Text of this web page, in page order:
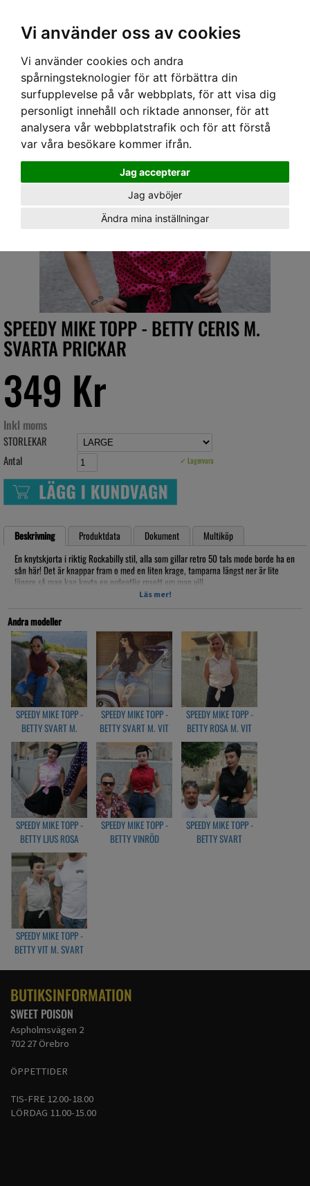
Vi använder oss av cookies
Vi använder cookies och andra
spårningsteknologier för att förbättra din
surfupplevelse på vår webbplats, för att visa dig
personligt innehåll och riktade annonser, för att
analysera vår webbplatstrafik och för att förstå
var våra besökare kommer ifrån.
Jag accepterar
Jag avböjer
Ändra mina inställningar
Hem› DAM›PLUS-STORLEKAR› SPEEDY MIKE TOPP - BETTY CERIS M. SVARTA PRICKAR
SPEEDY MIKE TOPP - BETTY CERIS M.
SVARTA PRICKAR
349 Kr
Inkl moms
STORLEKAR
Antal
✓ Lagervara
Beskrivning Produktdata Dokument
Multiköp
En knytskjorta i riktig Rockabilly stil, alla som gillar retro 50 tals mode borde ha en
sån här! Det är knappar fram o med en liten krage, tamparna längst ner är lite
längre så man kan knyta en ordentlig rosett om man vill.
Toppen går oxå att använda instoppad i t.ex. en kjol eller byxa om man vill.
prickar.
Måttlista
SMALL
Byst: 86cm
Längd från axel: 45cm
MEDIUM
Byst: 98cm
Längd från axel: 48cm
LARGE
Byst: 104cm
Längd från axel: 54cm
X-LARGE
Byst: 106cm
Längd från axel: 56cm
2X-LARGE
Byst: 116cm
Längd från axel: 58cm
3X-LARGE
Byst: 122cm
Längd från axel: 60 cm
Läs mer!
Andra modeller
SPEEDY MIKE TOPP -
BETTY SVART M.
RÖDA PRICKAR
SPEEDY MIKE TOPP -
BETTY SVART M. VIT
PRICKAR
SPEEDY MIKE TOPP -
BETTY ROSA M. VIT
RUTIG
SPEEDY MIKE TOPP -
BETTY LJUS ROSA
SPEEDY MIKE TOPP -
BETTY VINRÖD
SPEEDY MIKE TOPP -
BETTY SVART
SPEEDY MIKE TOPP -
BETTY VIT M. SVART
BUTIKSINFORMATION
SWEET POISON
Aspholmsvägen 2
702 27 Örebro
ÖPPETTIDER
TIS-FRE 12.00-18.00
LÖRDAG 11.00-15.00